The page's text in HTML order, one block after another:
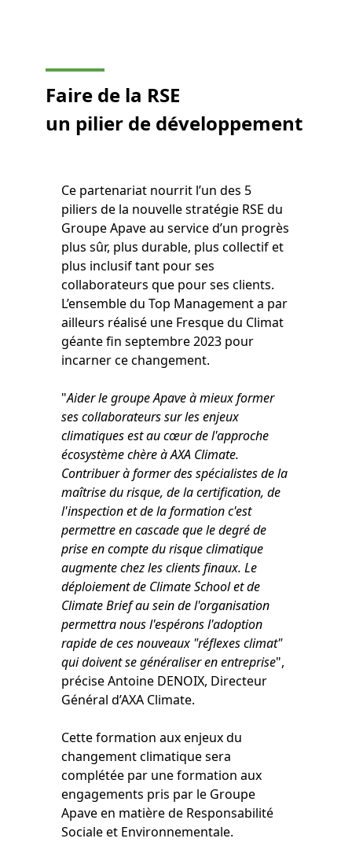
Faire de la RSE
un pilier de développement
Ce partenariat nourrit l’un des 5
piliers de la nouvelle stratégie RSE du
Groupe Apave au service d’un progrès
plus sûr, plus durable, plus collectif et
plus inclusif tant pour ses
collaborateurs que pour ses clients.
L’ensemble du Top Management a par
ailleurs réalisé une Fresque du Climat
géante fin septembre 2023 pour
incarner ce changement.
"Aider le groupe Apave à mieux former
ses collaborateurs sur les enjeux
climatiques est au cœur de l'approche
écosystème chère à AXA Climate.
Contribuer à former des spécialistes de la
maîtrise du risque, de la certification, de
l'inspection et de la formation c'est
permettre en cascade que le degré de
prise en compte du risque climatique
augmente chez les clients finaux. Le
déploiement de Climate School et de
Climate Brief au sein de l'organisation
permettra nous l'espérons l'adoption
rapide de ces nouveaux "réflexes climat"
qui doivent se généraliser en entreprise",
précise Antoine DENOIX, Directeur
Général d’AXA Climate.
Cette formation aux enjeux du
changement climatique sera
complétée par une formation aux
engagements pris par le Groupe
Apave en matière de Responsabilité
Sociale et Environnementale.